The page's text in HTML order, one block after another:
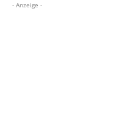
- Anzeige -